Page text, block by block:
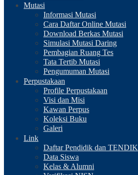
Mutasi
Informasi Mutasi
Cara Daftar Online Mutasi
Download Berkas Mutasi
Simulasi Mutasi Daring
Pembagian Ruang Tes
Tata Tertib Mutasi
Pengumuman Mutasi
Perpustakaan
Profile Perpustakaan
Visi dan Misi
Kawan Perpus
Koleksi Buku
Galeri
Link
Daftar Pendidik dan TENDIK
Data Siswa
Kelas & Alumni